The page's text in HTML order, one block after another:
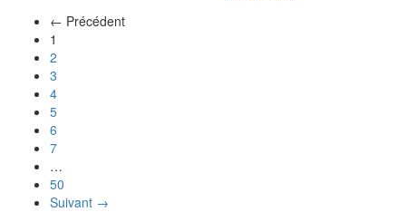
← Précédent
1
2
3
4
5
6
7
…
50
Suivant →